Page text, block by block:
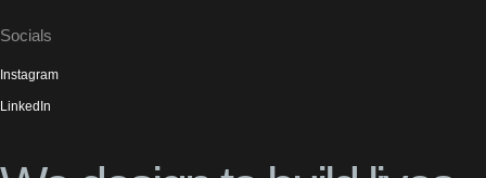
Socials
Instagram
LinkedIn